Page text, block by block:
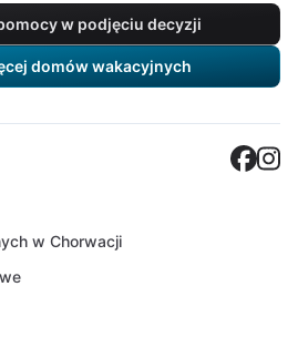
w podjęciu decyzji
domów wakacyjnych
w Chorwacji